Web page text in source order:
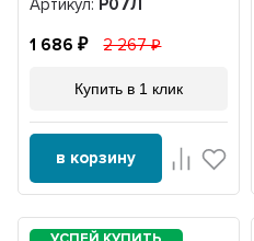
Артикул: Р07Л
1 686 2 267
Купить в 1 клик
в корзину